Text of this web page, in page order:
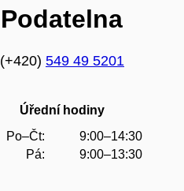
Podatelna
(+420) 549 49 5201
Úřední hodiny
Po–Čt:
Pá:
9:00–14:30
9:00–13:30